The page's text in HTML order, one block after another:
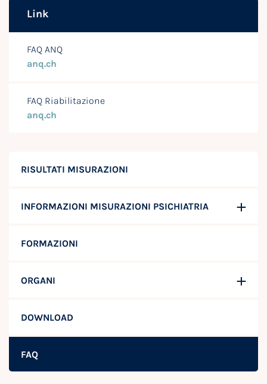
RISULTATI MISURAZIONI
INFORMAZIONI MISURAZIONI PSICHIATRIA
FORMAZIONI
ORGANI
DOWNLOAD
FAQ
Link
FAQ ANQ
anq.ch
FAQ Riabilitazione
anq.ch